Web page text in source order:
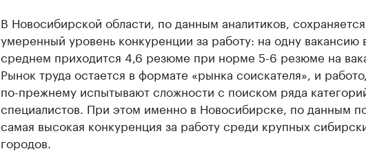
В Новосибирской области, по данным аналитиков, сохраняется
умеренный уровень конкуренции за работу: на одну вакансию
среднем приходится 4,6 резюме при норме 5-6 резюме на
Рынок труда остается в формате «рынка соискателя», и
по-прежнему испытывают сложности с поиском ряда
специалистов. При этом именно в Новосибирске, по данным
самая высокая конкуренция за работу среди крупных
городов.